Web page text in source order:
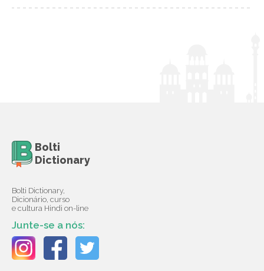
Bolti
Dictionary
Bolti Dictionary,
Dicionário, curso
e cultura Hindi on-line
Junte-se a nós: